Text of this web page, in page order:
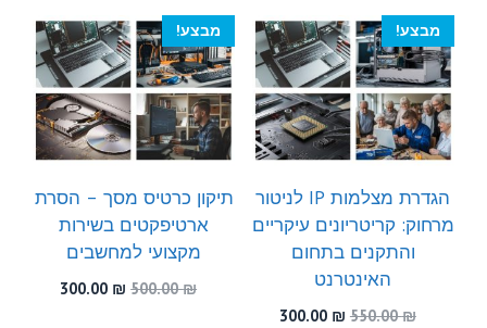
300.00 ₪.
מבצע!
הגדרת מצלמות IP לניטור
מרחוק: קריטריונים עיקריים
והתקנים בתחום
האינטרנט
550.00₪
המחיר
300.00 ₪
מבצע!
תיקון כרטיס מסך – הסרת
ארטיפקטים בשירות
מקצועי למחשבים
500.00₪
המחיר
300.00 ₪
המחיר